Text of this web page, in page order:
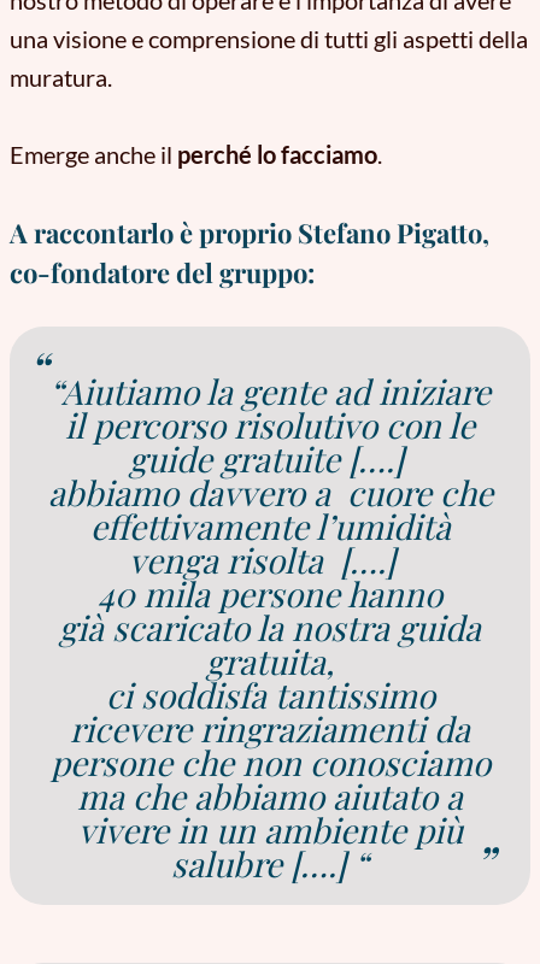
una visione e comprensione di tutti gli aspetti della
muratura.
Emerge anche il perché lo facciamo.
A raccontarlo è proprio Stefano Pigatto,
co-fondatore del gruppo:
“Aiutiamo la gente ad iniziare
il percorso risolutivo con le
guide gratuite [….]
abbiamo davvero a cuore che
effettivamente l’umidità
venga risolta [….]
40 mila persone hanno
già scaricato la nostra guida
gratuita,
ci soddisfa tantissimo
ricevere ringraziamenti da
persone che non conosciamo
ma che abbiamo aiutato a
vivere in un ambiente più
salubre [….] “